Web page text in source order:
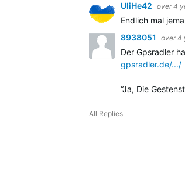
UliHe42 over 4
Endlich mal
8938051
over 4
Der Gpsradler
gpsradler.de/.../
“Ja, Die
All Replies